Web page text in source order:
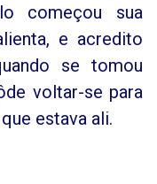
começou sua
e acredito
se tomou
voltar-se para
estava ali.